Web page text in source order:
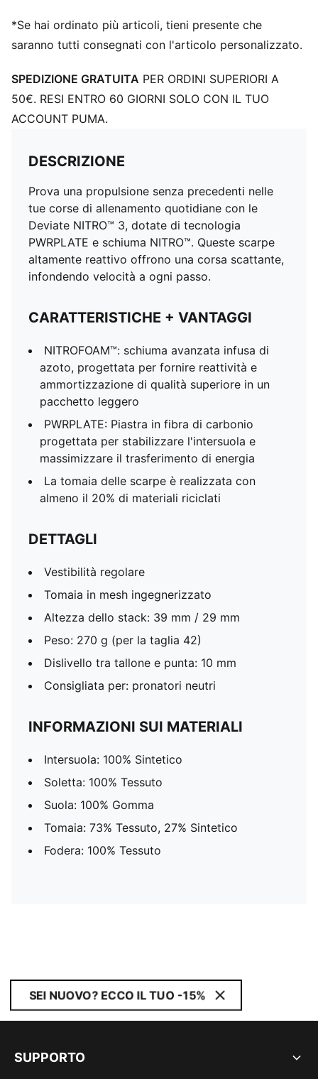
*Se hai ordinato più articoli, tieni presente che
saranno tutti consegnati con l'articolo personalizzato.
SPEDIZIONE GRATUITA PER ORDINI SUPERIORI A
50€. RESI ENTRO 60 GIORNI SOLO CON IL TUO
ACCOUNT PUMA.
DESCRIZIONE
Prova una propulsione senza precedenti nelle
tue corse di allenamento quotidiane con le
Deviate NITRO™ 3, dotate di tecnologia
PWRPLATE e schiuma NITRO™. Queste scarpe
altamente reattivo offrono una corsa scattante,
infondendo velocità a ogni passo.
CARATTERISTICHE + VANTAGGI
NITROFOAM™: schiuma avanzata infusa di
azoto, progettata per fornire reattività e
ammortizzazione di qualità superiore in un
pacchetto leggero
PWRPLATE: Piastra in fibra di carbonio
progettata per stabilizzare l'intersuola e
massimizzare il trasferimento di energia
La tomaia delle scarpe è realizzata con
almeno il 20% di materiali riciclati
DETTAGLI
Vestibilità regolare
Tomaia in mesh ingegnerizzato
Altezza dello stack: 39 mm / 29 mm
Peso: 270 g (per la taglia 42)
Dislivello tra tallone e punta: 10 mm
Consigliata per: pronatori neutri
INFORMAZIONI SUI MATERIALI
Intersuola: 100% Sintetico
Soletta: 100% Tessuto
Suola: 100% Gomma
Tomaia: 73% Tessuto, 27% Sintetico
Fodera: 100% Tessuto
SEI NUOVO? ECCO IL TUO -15%
SUPPORTO